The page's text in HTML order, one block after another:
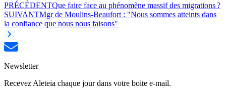
PRÉCÉDENTQue faire face au phénomène massif des migrations ?
SUIVANTMgr de Moulins-Beaufort : "Nous sommes atteints dans
la confiance que nous nous faisons"
Newsletter
Recevez Aleteia chaque jour dans votre boite e-mail.